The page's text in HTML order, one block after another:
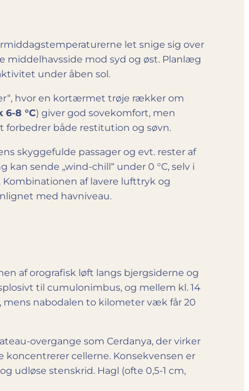
let snige sig over
middelhavs­side mod syd og øst. Planlæg
under åben sol.
hvor en kortærmet trøje rækker om
6-8 °C) giver god sovekomfort, men
både restitution og søvn.
skyggefulde passager og evt. rester af
sende „wind-chill“ under 0 °C, selv i
af lavere lufttryk og
med havniveau.
af orografisk løft langs bjergsiderne og
til cumulonimbus, og mellem kl. 14
mens nabodalen to kilometer væk får 20
overgange som Cerdanya, der virker
koncentrerer cellerne. Konsekvensen er
udløse stenskrid. Hagl (ofte 0,5-1 cm,